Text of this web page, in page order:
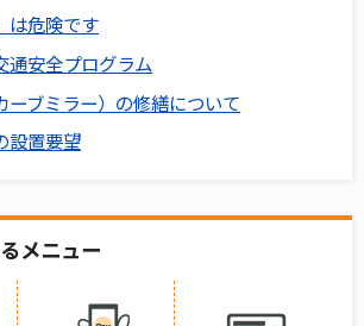
は危険です
通安全プログラム
ーブミラー）の修繕について
設置要望
メニュー